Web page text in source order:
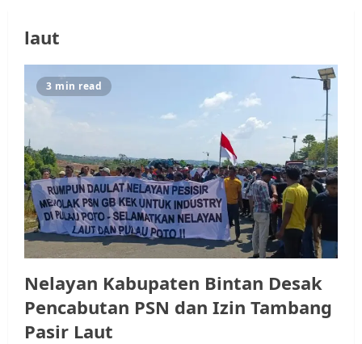
laut
3 min read
Nelayan Kabupaten Bintan Desak
Pencabutan PSN dan Izin Tambang
Pasir Laut